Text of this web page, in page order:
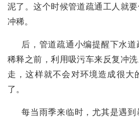
泥了。这个时候管道疏通工人就
冲稀。
后，管道疏通小编提醒下水
稀释之前，利用吸污车来反复冲
走，这样就不会对环境造成很大
了。
每当雨季来临时，尤其是遇到